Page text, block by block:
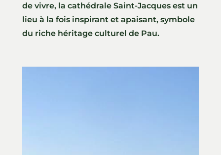
de vivre, la cathédrale Saint-Jacques est un
lieu à la fois inspirant et apaisant, symbole
du riche héritage culturel de Pau.